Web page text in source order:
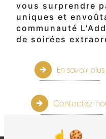
vous surprendre
uniques et
communauté
de soirées
En savoir plus
Contactez-